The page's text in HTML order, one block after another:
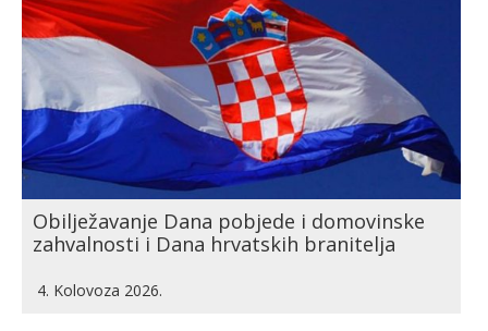
Obilježavanje Dana pobjede i domovinske
zahvalnosti i Dana hrvatskih branitelja
4. Kolovoza 2026.